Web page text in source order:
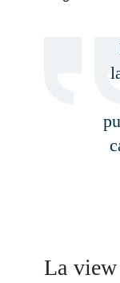
La